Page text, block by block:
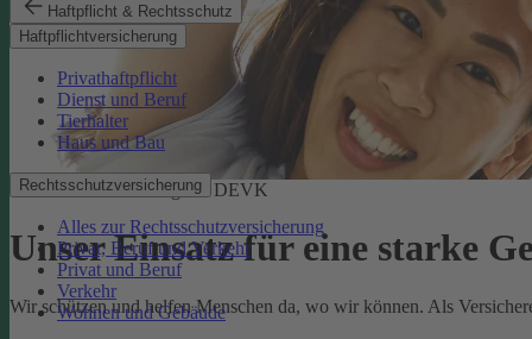
Haftpflicht & Rechtsschutz
Haftpflichtversicherung
Privathaftpflicht
Dienst und Beruf
Tierhalter
Haus und Bau
Rechtsschutzversicherung
Alles zur Rechtsschutzversicherung
Privat, Beruf und Verkehr
Privat und Beruf
Verkehr
Wohnen und Gebäude
Soziale Verantwortung der DEVK
Unser Einsatz für eine starke
Wir schützen und helfen Menschen da, wo wir können. Als